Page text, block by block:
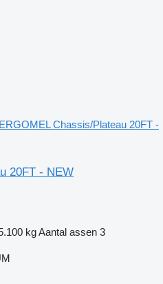
Chassis/Plateau 20FT -
20FT - NEW
kgAantal assen 3